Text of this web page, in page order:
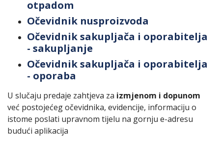
otpadom
Očevidnik nusproizvoda
Očevidnik sakupljača i oporabitelja
- sakupljanje
Očevidnik sakupljača i oporabitelja
- oporaba
U slučaju predaje zahtjeva za izmjenom i dopunom
već postojećeg očevidnika, evidencije, informaciju o
istome poslati upravnom tijelu na gornju e-adresu
budući aplikacija